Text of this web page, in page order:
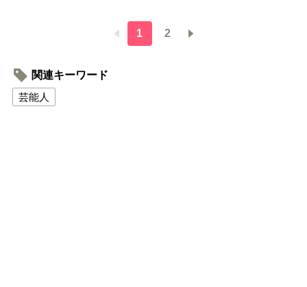
1 2
関連キーワード
芸能人